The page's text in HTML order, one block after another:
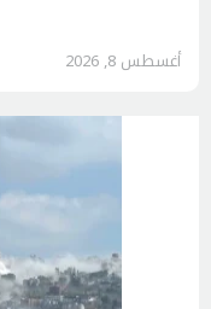
أغسطس 8, 2026